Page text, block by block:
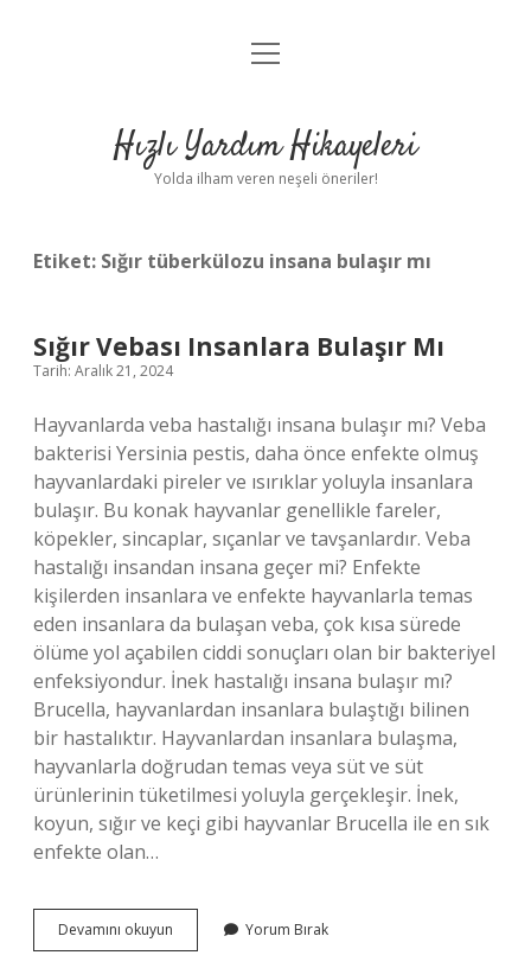
Anasayfa
Yasal Uyarı
menüyü
Hızlı Yardım Hikayeleri
Yolda ilham veren neşeli öneriler!
Etiket: Sığır tüberkülozu insana bulaşır mı
Sığır Vebası Insanlara Bulaşır Mı
Tarih: Aralık 21, 2024
Hayvanlarda veba hastalığı insana bulaşır mı? Veba
bakterisi Yersinia pestis, daha önce enfekte olmuş
hayvanlardaki pireler ve ısırıklar yoluyla insanlara
bulaşır. Bu konak hayvanlar genellikle fareler,
köpekler, sincaplar, sıçanlar ve tavşanlardır. Veba
hastalığı insandan insana geçer mi? Enfekte
kişilerden insanlara ve enfekte hayvanlarla temas
eden insanlara da bulaşan veba, çok kısa sürede
ölüme yol açabilen ciddi sonuçları olan bir bakteriyel
enfeksiyondur. İnek hastalığı insana bulaşır mı?
Brucella, hayvanlardan insanlara bulaştığı bilinen
bir hastalıktır. Hayvanlardan insanlara bulaşma,
hayvanlarla doğrudan temas veya süt ve süt
ürünlerinin tüketilmesi yoluyla gerçekleşir. İnek,
koyun, sığır ve keçi gibi hayvanlar Brucella ile en sık
enfekte olan…
Devamını okuyun
Vebası
Yorum Bırak